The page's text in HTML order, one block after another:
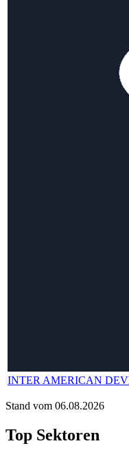
INTER AMERICAN
Stand vom 06.08.2026
Top Sektoren